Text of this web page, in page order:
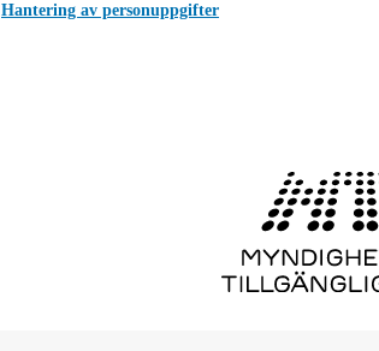
Hantering av personuppgifter